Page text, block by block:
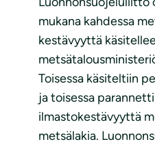
mukana kahdessa
kestävyyttä
Toisessa käsiteltiin
ja toisessa
ilmastokestävyyttä
metsälakia.